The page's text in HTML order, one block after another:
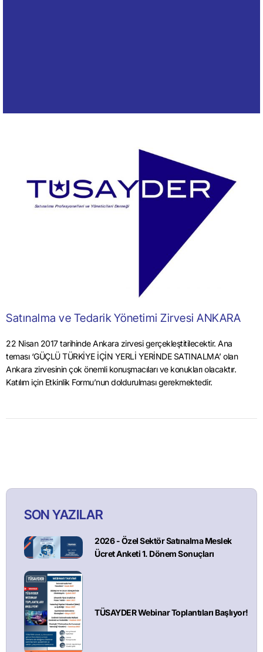
Satınalma ve Tedarik Yönetimi Zirvesi ANKARA
22 Nisan 2017 tarihinde Ankara zirvesi gerçekleştitilecektir. Ana
teması ‘GÜÇLÜ TÜRKİYE İÇİN YERLİ YERİNDE SATINALMA’ olan
Ankara zirvesinin çok önemli konuşmacıları ve konukları olacaktır.
Katılım için Etkinlik Formu’nun doldurulması gerekmektedir.
SON YAZILAR
2026 - Özel Sektör Satınalma Meslek
Ücret Anketi 1. Dönem Sonuçları
TÜSAYDER Webinar Toplantıları Başlıyor!